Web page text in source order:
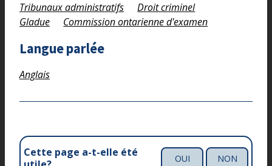
Tribunaux administratifs
Droit criminel
Gladue
Commission ontarienne d'examen
Langue parlée
Anglais
Cette page a-t-elle été
OUI NON